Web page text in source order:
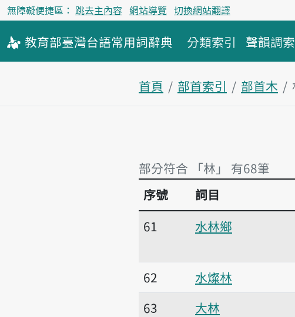
無障礙便捷區： 跳去主內容 網站導覽 切換網站翻譯
教育部臺灣台語常用詞辭典 分類索引 聲韻調
首頁 部首索引 部首木
部分符合 「林」 有68筆
部分符合 「林」 有68筆
序號 詞目
61
水林鄉
62
水燦林
63
大林